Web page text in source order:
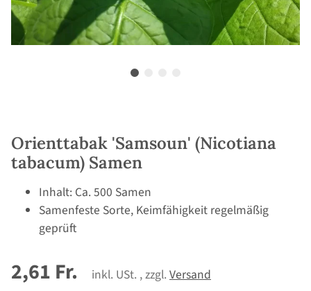
Orienttabak 'Samsoun' (Nicotiana
tabacum) Samen
Inhalt: Ca. 500 Samen
Samenfeste Sorte, Keimfähigkeit regelmäßig
geprüft
2,61 Fr. inkl. USt. , zzgl. Versand